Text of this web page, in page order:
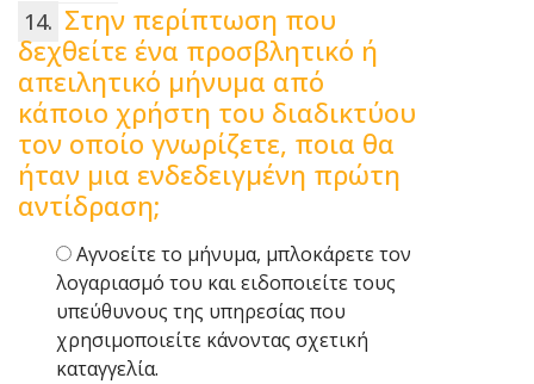
Στην περίπτωση που
δεχθείτε ένα προσβλητικό ή
απειλητικό μήνυμα από
κάποιο χρήστη του διαδικτύου
τον οποίο γνωρίζετε, ποια θα
ήταν μια ενδεδειγμένη πρώτη
αντίδραση;
Αγνοείτε το μήνυμα, μπλοκάρετε τον
λογαριασμό του και ειδοποιείτε τους
υπεύθυνους της υπηρεσίας που
χρησιμοποιείτε κάνοντας σχετική
καταγγελία.